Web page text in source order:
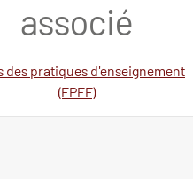
associé
des pratiques d'enseignement
(EPEE)